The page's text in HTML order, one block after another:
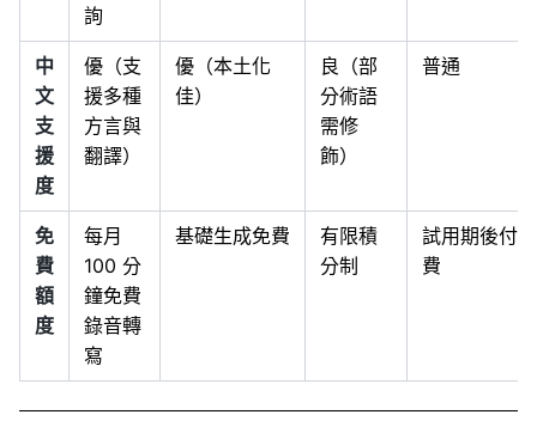
詢
中
文
支
援
度
優（支
援多種
方言與
翻譯）
優（本土化
佳）
良（部
分術語
需修
飾）
普通
免
費
額
度
每月
100 分
鐘免費
錄音轉
寫
基礎生成免費
有限積
分制
試用期後付
費